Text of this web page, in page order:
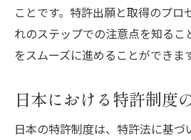
チェック後の改善策と
特許出願書類準備の具体例
具体例から学ぶ書類作成
注意すべき法的要件を
成功事例に学ぶ書類準
ことです。特許出願と取得のプロ
れのステップでの注意点を知るこ
をスムーズに進めることができま
日本における特許制度
日本の特許制度は、特許法に基づ